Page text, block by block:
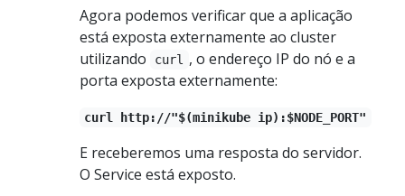
Agora podemos verificar que a aplicação
está exposta externamente ao cluster
utilizando
curl
, o endereço IP do nó e a
porta exposta externamente:
curl http://"$(minikube ip):$NODE_PORT"
E receberemos uma resposta do servidor.
O Service está exposto.